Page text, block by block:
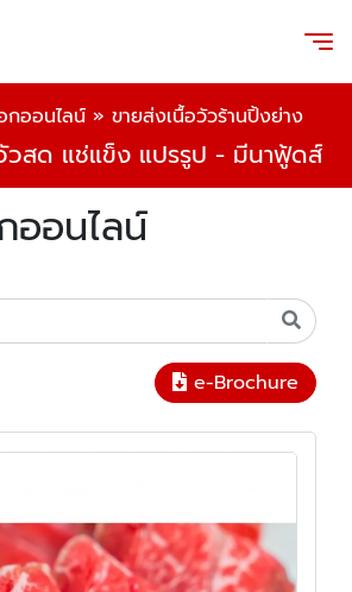
กออนไลน์ » ขายส่งเนื้อวัวร้านปิ้งย่าง
วสด แช่แข็ง แปรรูป - มีนาฟู้ดส์
ออนไลน์
e-Brochure